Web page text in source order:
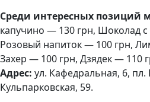
Среди интересных позиций
капучино — 130 грн, Шоколад
Розовый напиток — 100 грн,
Захер — 100 грн, Дзядек — 110
Адрес: ул. Кафедральная, 6, пл.
Кульпарковская, 59.